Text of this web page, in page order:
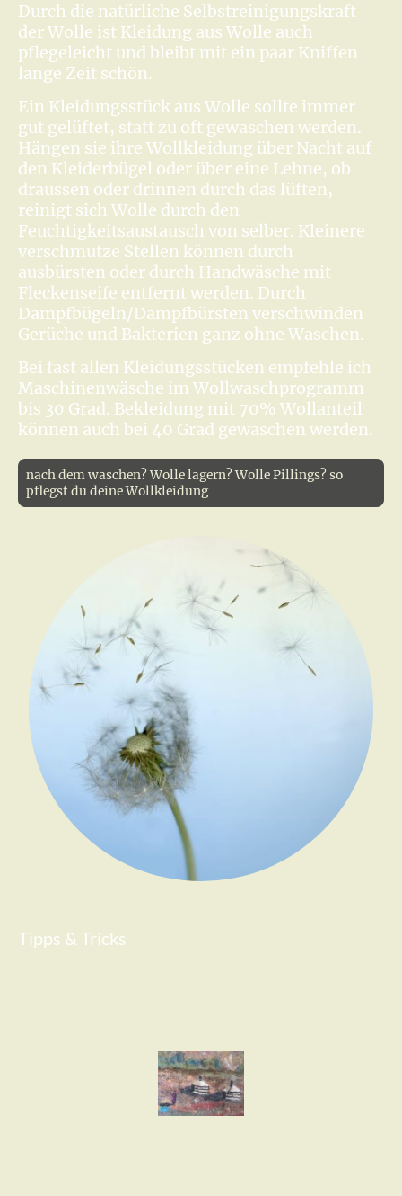
Durch die natürliche Selbstreinigungskraft
der Wolle ist Kleidung aus Wolle auch
pflegeleicht und bleibt mit ein paar Kniffen
lange Zeit schön.
Ein Kleidungsstück aus Wolle sollte immer
gut gelüftet, statt zu oft gewaschen werden.
Hängen sie ihre Wollkleidung über Nacht auf
den Kleiderbügel oder über eine Lehne, ob
draussen oder drinnen durch das lüften,
reinigt sich Wolle durch den
Feuchtigkeitsaustausch von selber. Kleinere
verschmutze Stellen können durch
ausbürsten oder durch Handwäsche mit
Fleckenseife entfernt werden. Durch
Dampfbügeln/Dampfbürsten verschwinden
Gerüche und Bakterien ganz ohne Waschen.
Bei fast allen Kleidungsstücken empfehle ich
Maschinenwäsche im Wollwaschprogramm
bis 30 Grad. Bekleidung mit 70% Wollanteil
können auch bei 40 Grad gewaschen werden.
nach dem waschen? Wolle lagern? Wolle Pillings? so
pflegst du deine Wollkleidung
Tipps & Tricks